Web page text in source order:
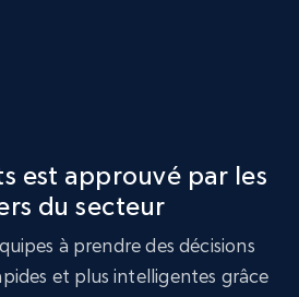
Commencer
est approuvé par les
du secteur
à prendre des décisions
et plus intelligentes grâce